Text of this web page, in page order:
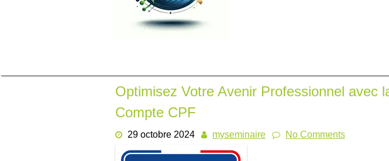
Optimisez Votre Avenir Professionnel avec
Compte CPF
29 octobre 2024 myseminaire No Comments